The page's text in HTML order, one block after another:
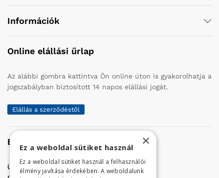
Információk
Online elállási űrlap
Az alábbi gombra kattintva Ön online úton is gyakorolhatja a
jogszabályban biztosított 14 napos elállási jogát.
Elállás a szerződéstől
Elérhetőség
Üzletünk címe:
Szolnok, Vércse út 17.
×
Ez a weboldal sütiket használ
Ez a weboldal sütiket használ a felhasználói
élmény javítása érdekében. A weboldalunk